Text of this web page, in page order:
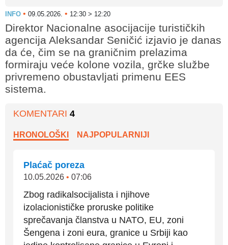
INFO • 09.05.2026. • 12:30 > 12:20
Direktor Nacionalne asocijacije turističkih
agencija Aleksandar Seničić izjavio je danas
da će, čim se na graničnim prelazima
formiraju veće kolone vozila, grčke službe
privremeno obustavljati primenu EES
sistema.
KOMENTARI 4
HRONOLOŠKI NAJPOPULARNIJI
Plaćač poreza
10.05.2026 • 07:06
Zbog radikalsocijalista i njihove
izolacionističke proruske politike
sprečavanja članstva u NATO, EU, zoni
Šengena i zoni eura, granice u Srbiji kao